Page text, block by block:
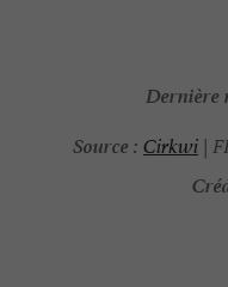
Dernière
Source : Cirkwi |